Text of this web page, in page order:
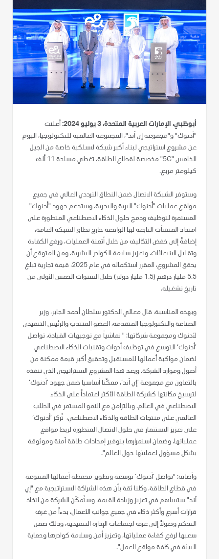
أبوظبي، الإمارات العربية المتحدة، 3 يوليو 2024:
أعلنت
"أدنوك" و"مجموعة إي آند"، المجموعة العالمية للتكنولوجيا، اليوم
عن مشروع استراتيجي لبناء أكبر شبكة لاسلكية خاصة من الجيل
الخامس "5G" مخصصة لقطاع الطاقة، تغطي مساحة 11 ألف
كيلومتر مربع.
وستوفر الشبكة الاتصال ضمن النطاق الترددي العالي في جميع
مواقع عمليات "أدنوك" البرية والبحرية، وستدعم جهود "أدنوك"
المستمرة لتوظيف ودمج حلول الذكاء الاصطناعي المتطورة على
امتداد المنشآت التابعة لها الواقعة خارج نطاق الشبكة العامة،
إضافةً إلى خفض التكاليف من خلال أتمتة العمليات، ورفع الكفاءة
وتقليل الانبعاثات، وتعزيز سلامة الكوادر البشرية. ومن المتوقع أن
يحقق المشروع، المقرر استكماله في عام 2025، قيمة تجارية تبلغ
5.5 مليار درهم (1.5 مليار دولار) خلال السنوات الخمس الأولى من
تاريخ تشغيله.
وبهذه المناسبة، قال معالي الدكتور سلطان أحمد الجابر، وزير
الصناعة والتكنولوجيا المتقدمة، العضو المنتدب والرئيس التنفيذي
لأدنوك ومجموعة شركاتها: " تماشياً مع توجيهات القيادة، تواصل
’أدنوك‘ التوسع في توظيف أدوات وتقنيات الذكاء الاصطناعي
لضمان مواكبة أعمالها للمستقبل وتحقيق أكبر قيمة ممكنة من
أصول وموارد الشركة. ويعد هذا المشروع الاستراتيجي الذي ننفذه
بالتعاون مع مجموعة ’إي آند‘، ممكّناً أساسياً ضمن جهود ’أدنوك‘
لترسيخ مكانتها كشركة الطاقة الأكثر اعتماداً على الذكاء
الاصطناعي في العالم. وبالتزامن مع النمو المستمر في الطلب
العالمي على منتجات الطاقة والذكاء الاصطناعي، تُركز ’أدنوك‘
على تعزيز الاستثمار في حلول الاتصال المتطورة لربط مواقع
عملياتها، وضمان استمرارها بتوفير إمدادات طاقة آمنة وموثوقة
بشكل مسؤول لعملائها حول العالم".
وأضاف: "تواصل ’أدنوك‘ توسعة وتطوير محفظة أعمالها المتنوعة
في قطاع الطاقة، وكلنا ثقة بأن هذه الشراكة الاستراتيجية مع "إي
آند" ستساهم في تعزيز وزيادة القيمة، وستُمكّن الشركة من اتخاذ
قرارات أسرع وأكثر ذكاء في جميع جوانب الأعمال، بدءاً من غرف
التحكم وصولاً إلى غرف اجتماعات الإدارة التنفيذية، وذلك ضمن
سعيها لرفع كفاءة عملياتها، وتعزيز أمن وسلامة كوادرها وحماية
البيئة في كافة مواقع العمل".